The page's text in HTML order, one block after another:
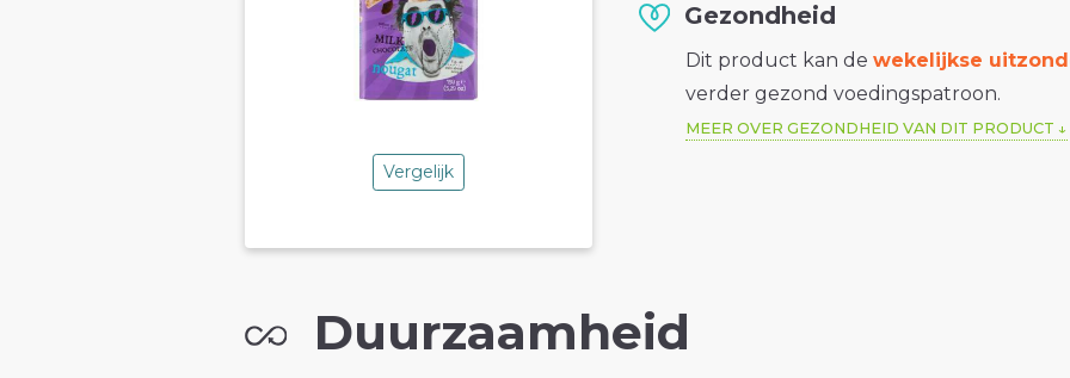
Vergelijk
Gezondheid
Dit product kan dewekelijkse
verder gezond voedingspatroon.
MEER OVER GEZONDHEID VAN DIT PRODUCT
Duurzaamheid